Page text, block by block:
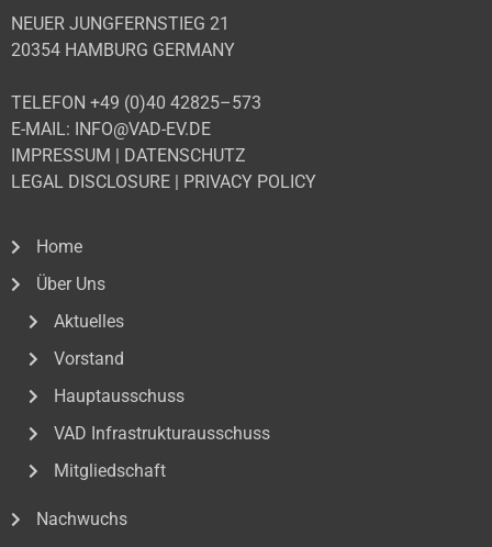
NEUER JUNGFERNSTIEG 21
20354 HAMBURG GERMANY
TELEFON +49 (0)40 42825–573
E-MAIL: INFO@VAD-EV.DE
IMPRESSUM
DATENSCHUTZ
LEGAL DISCLOSURE
PRIVACY POLICY
Home
Über Uns
Aktuelles
Vorstand
Hauptausschuss
VAD Infrastrukturausschuss
Mitgliedschaft
Nachwuchs